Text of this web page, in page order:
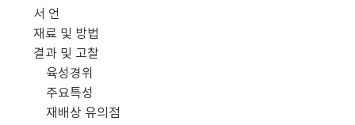
서 언
재료 및 방법
결과 및 고찰
육성경위
주요특성
재배상 유의점